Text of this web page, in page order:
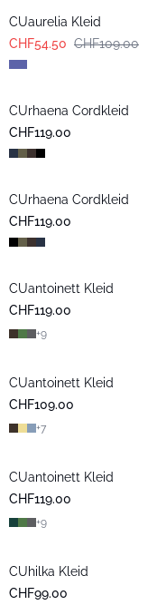
CUaurelia Kleid
CHF54.50 CHF109.00
Neuheiten
CUrhaena Cordkleid
CHF119.00
Neuheiten
CUrhaena Cordkleid
CHF119.00
CUantoinett Kleid
CHF119.00
+9
CUantoinett Kleid
CHF109.00
+7
Neuheiten
CUantoinett Kleid
CHF119.00
+9
CUhilka Kleid
CHF99.00